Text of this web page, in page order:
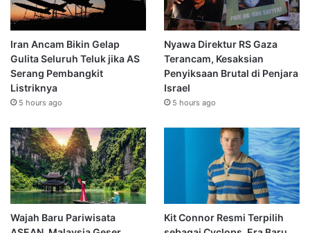
Iran Ancam Bikin Gelap
Gulita Seluruh Teluk jika AS
Serang Pembangkit
Listriknya
5 hours ago
Nyawa Direktur RS Gaza
Terancam, Kesaksian
Penyiksaan Brutal di Penjara
Israel
5 hours ago
Wajah Baru Pariwisata
Kit Connor Resmi Terpilih